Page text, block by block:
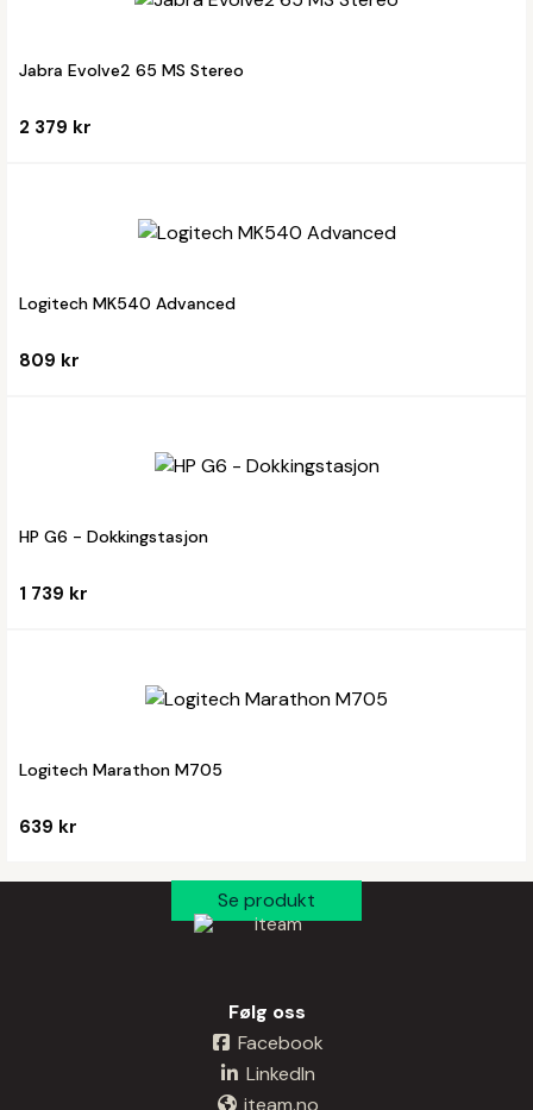
Jabra Evolve2 65 MS Stereo
2 379 kr
Logitech MK540 Advanced
809 kr
HP G6 - Dokkingstasjon
1 739 kr
Logitech Marathon M705
639 kr
Følg oss
Facebook
LinkedIn
iteam.no